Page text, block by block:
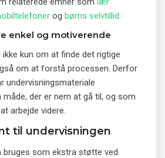
og børns selvtillid.
enkel og motiverende
kun om at finde det rigtige
om at forstå processen. Derfor
undervisningsmateriale
der er nem at gå til, og som
arbejde videre.
til undervisningen
bruges som ekstra støtte ved